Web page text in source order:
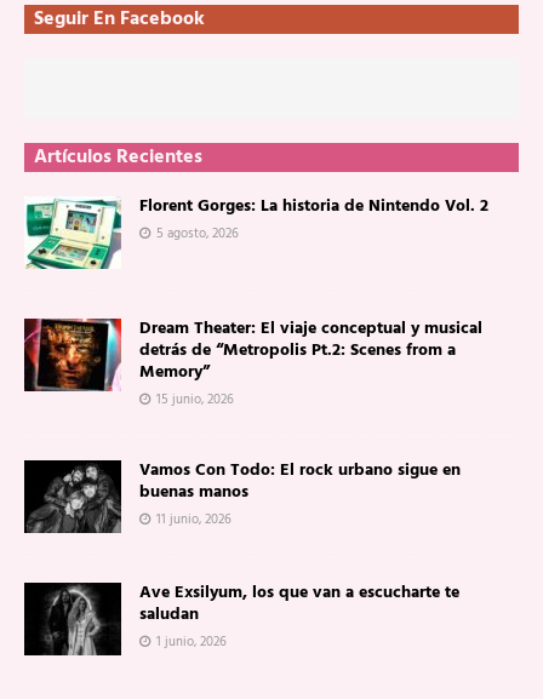
Seguir En Facebook
Artículos Recientes
Florent Gorges: La historia de Nintendo Vol. 2
5 agosto, 2026
Dream Theater: El viaje conceptual y musical
detrás de “Metropolis Pt.2: Scenes from a
Memory”
15 junio, 2026
Vamos Con Todo: El rock urbano sigue en
buenas manos
11 junio, 2026
Ave Exsilyum, los que van a escucharte te
saludan
1 junio, 2026